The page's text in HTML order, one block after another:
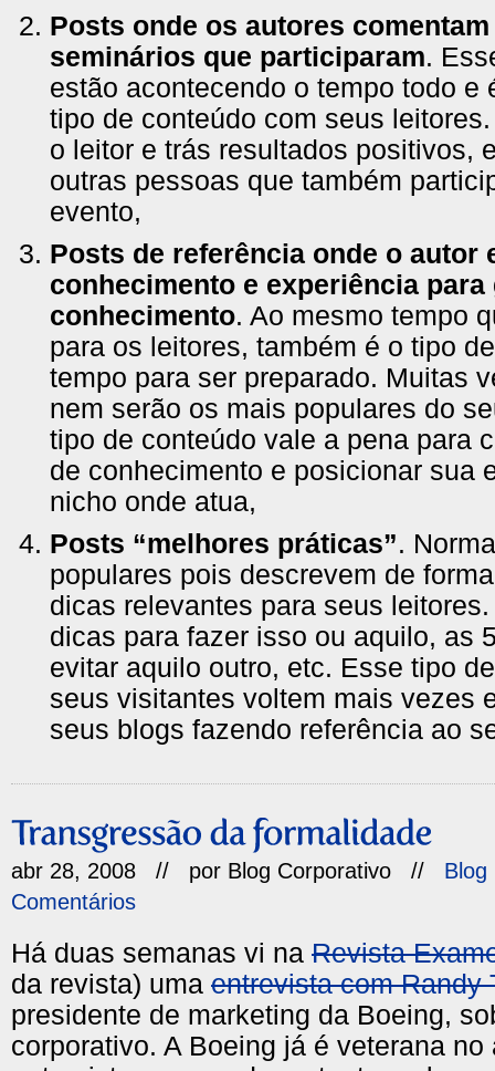
Posts onde os autores
seminários que participaram.
estão acontecendo o tempo todo e
tipo de conteúdo com seus
o leitor e trás resultados positivos,
outras pessoas que também
evento,
Posts de referência onde o autor
conhecimento e experiência para
conhecimento. Ao mesmo tempo
para os leitores, também é o tipo
tempo para ser preparado. Muitas
nem serão os mais populares do
tipo de conteúdo vale a pena para
de conhecimento e posicionar sua
nicho onde atua,
Posts “melhores práticas”.
populares pois descrevem de
dicas relevantes para seus
dicas para fazer isso ou aquilo, as
evitar aquilo outro, etc. Esse tipo
seus visitantes voltem mais vezes
seus blogs fazendo referência ao
abr 28, 2008 // por Blog Corporativo // Blog
Comentários
Há duas semanas vi na Revista
da revista) uma entrevista com Randy
presidente de marketing da Boeing,
corporativo. A Boeing já é veterana no